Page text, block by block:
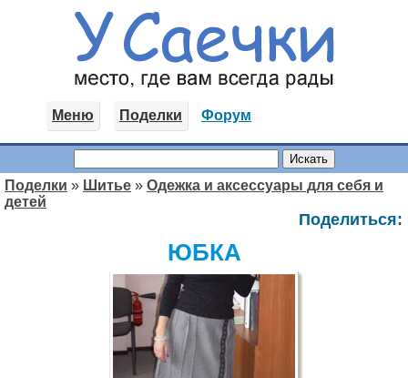
Меню Поделки Форум
Поделки » Шитье » Одежка и аксессуары для себя и
детей
Поделиться:
ЮБКА